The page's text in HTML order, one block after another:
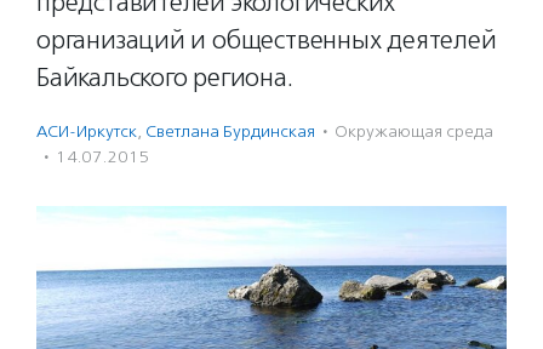
организаций и общественных деятелей
Байкальского региона.
АСИ-Иркутск, Светлана Бурдинская · Окружающая среда
· 14.07.2015